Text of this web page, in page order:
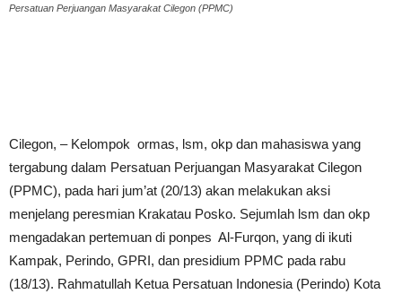
Persatuan Perjuangan Masyarakat Cilegon (PPMC)
Cilegon, – Kelompok ormas, lsm, okp dan mahasiswa yang
tergabung dalam Persatuan Perjuangan Masyarakat Cilegon
(PPMC), pada hari jum’at (20/13) akan melakukan aksi
menjelang peresmian Krakatau Posko. Sejumlah lsm dan okp
mengadakan pertemuan di ponpes Al-Furqon, yang di ikuti
Kampak, Perindo, GPRI, dan presidium PPMC pada rabu
(18/13). Rahmatullah Ketua Persatuan Indonesia (Perindo) Kota